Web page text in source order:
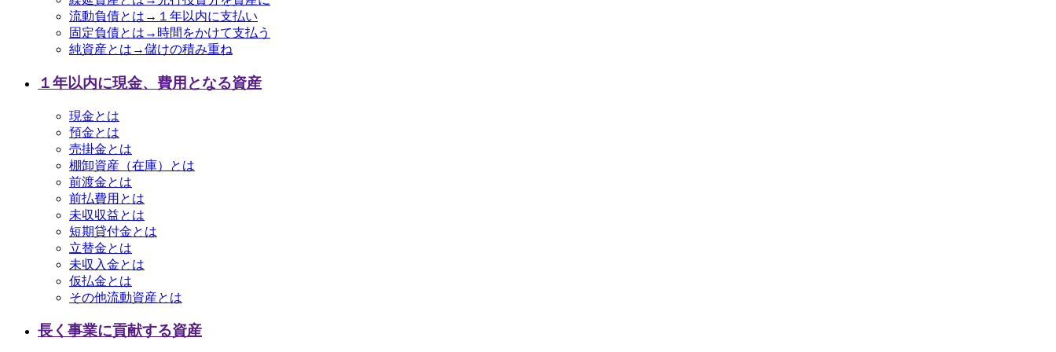
流動負債とは→１年以内に支払い
固定負債とは→時間をかけて支払う
純資産とは→儲けの積み重ね
１年以内に現金、費用となる資産
現金とは
預金とは
売掛金とは
棚卸資産（在庫）とは
前渡金とは
前払費用とは
未収収益とは
短期貸付金とは
立替金とは
未収入金とは
仮払金とは
その他流動資産とは
長く事業に貢献する資産